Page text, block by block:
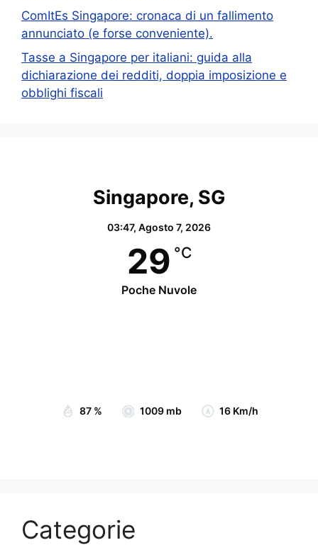
ComItEs Singapore: cronaca di un fallimento
annunciato (e forse conveniente).
Tasse a Singapore per italiani: guida alla
dichiarazione dei redditi, doppia imposizione e
obblighi fiscali
Singapore, SG
03:47, Agosto 7, 2026
29 °C
Poche Nuvole
87 % 1009 mb 16 Km/h
Categorie